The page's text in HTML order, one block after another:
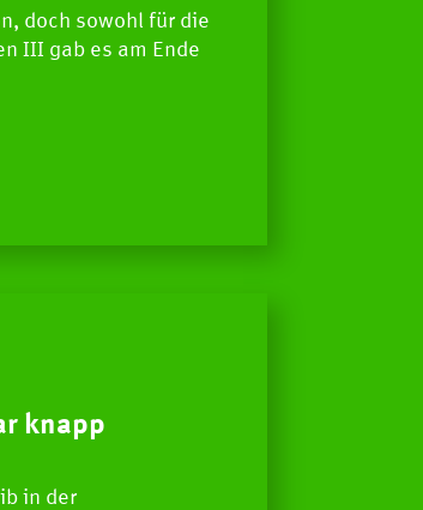
doch sowohl für die
III gab es am Ende
knapp
in der